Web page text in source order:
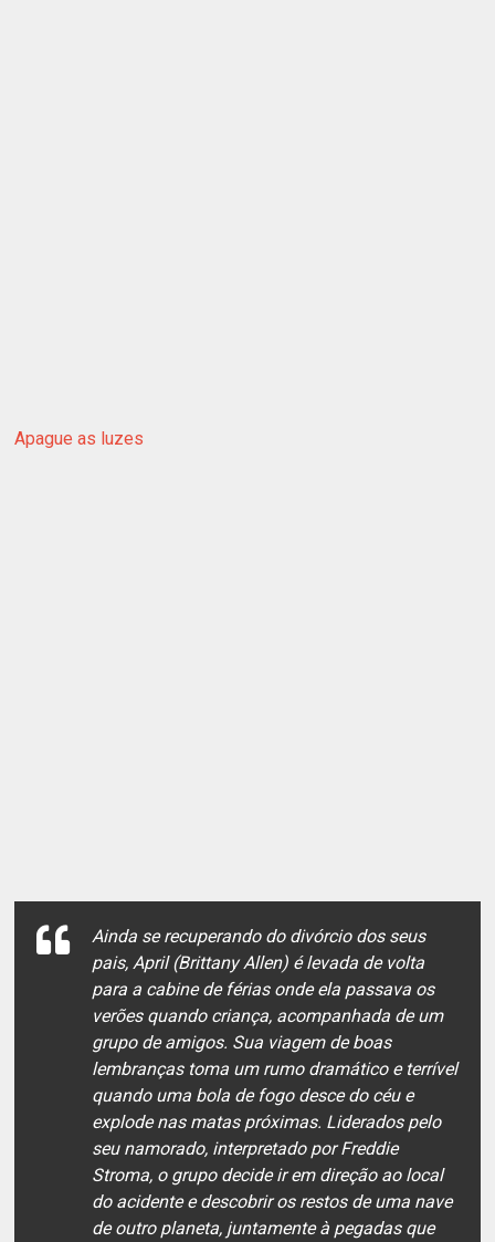
Apague as luzes
Ainda se recuperando do divórcio dos seus
pais, April (Brittany Allen) é levada de volta
para a cabine de férias onde ela passava os
verões quando criança, acompanhada de um
grupo de amigos. Sua viagem de boas
lembranças toma um rumo dramático e terrível
quando uma bola de fogo desce do céu e
explode nas matas próximas. Liderados pelo
seu namorado, interpretado por Freddie
Stroma, o grupo decide ir em direção ao local
do acidente e descobrir os restos de uma nave
de outro planeta, juntamente à pegadas que